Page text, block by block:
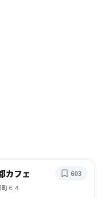
カフェ
６４
603